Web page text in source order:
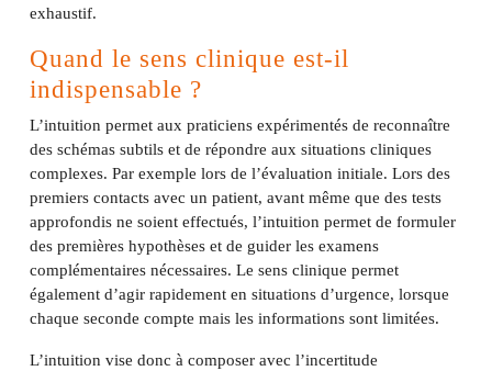
exhaustif.
Quand le sens clinique est-il
indispensable ?
L’intuition permet aux praticiens expérimentés de reconnaître
des schémas subtils et de répondre aux situations cliniques
complexes. Par exemple lors de l’évaluation initiale. Lors des
premiers contacts avec un patient, avant même que des tests
approfondis ne soient effectués, l’intuition permet de formuler
des premières hypothèses et de guider les examens
complémentaires nécessaires. Le sens clinique permet
également d’agir rapidement en situations d’urgence, lorsque
chaque seconde compte mais les informations sont limitées.
L’intuition vise donc à composer avec l’incertitude